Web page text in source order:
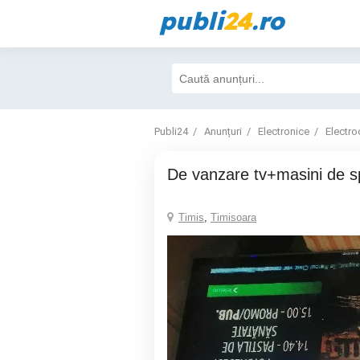
publi24.ro
Publi24 Anunțuri Electronice
De vanzare tv+masini de
Timis, Timisoara